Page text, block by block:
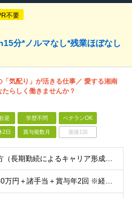
不要
分*ノルマなし*残業ほぼなし
「気配り」が活きる仕事／ 愛する湘南
たらしく働きませんか？
迎 学歴不問 ベテランOK
2日 賞与複数月 面接1回
★45歳以下の方（長期勤続によるキャリア形成のため） ★完全未経験の方、大歓迎！ ■未経験、ブランクのある方の社会復帰も応援します ※学歴不問 ＼こんな方にピッタリの職場です！／ ◎日常的にスマー
月給24万円～30万円＋諸手当＋賞与年2回 ※経験やスキルを最大限考慮して給与を決定 ※試用期間3ヶ月（その間の待遇に差異はありません） ※月給額は経験・スキルを考慮の上、決定します。 ※残業代は退